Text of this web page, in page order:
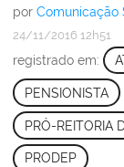
por Comunicação
24/11/2016 12h51
registrado em:
PENSIONISTA
PRÓ-REITORIA
PRODEP